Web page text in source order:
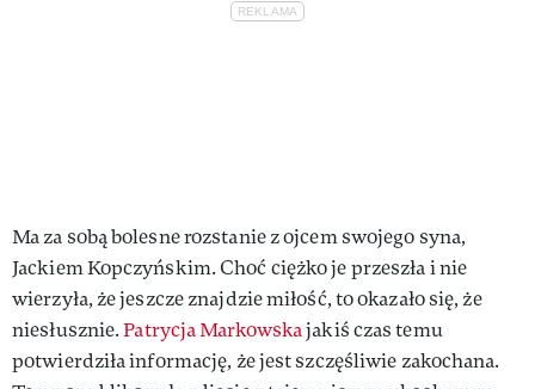
Ma za sobą bolesne rozstanie z ojcem swojego syna,
Jackiem Kopczyńskim. Choć ciężko je przeszła i nie
wierzyła, że jeszcze znajdzie miłość, to okazało się, że
niesłusznie.Patrycja Markowskajakiś czas temu
potwierdziła informację, że jest szczęśliwie zakochana.